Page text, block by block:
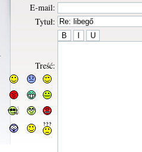
E-mail:
Tytuł:
Treść: